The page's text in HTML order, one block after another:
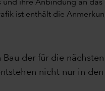
der für die
nicht nur in